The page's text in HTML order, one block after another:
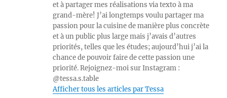
et à partager mes réalisations via texto à ma
grand-mère! J’ai longtemps voulu partager ma
passion pour la cuisine de manière plus concrète
et à un public plus large mais j’avais d’autres
priorités, telles que les études; aujourd’hui j’ai la
chance de pouvoir faire de cette passion une
priorité. Rejoignez-moi sur Instagram :
@tessa.s.table
Afficher tous les articles par Tessa